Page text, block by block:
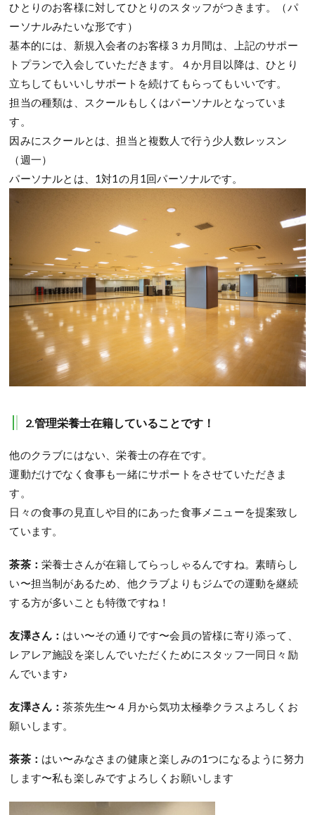
ひとりのお客様に対してひとりのスタッフがつきます。（パ
ーソナルみたいな形です）
基本的には、新規入会者のお客様３カ月間は、上記のサポー
トプランで入会していただきます。４か月目以降は、ひとり
立ちしてもいいしサポートを続けてもらってもいいです。
担当の種類は、スクールもしくはパーソナルとなっていま
す。
因みにスクールとは、担当と複数人で行う少人数レッスン
（週一）
パーソナルとは、1対1の月1回パーソナルです。
2.管理栄養士在籍していることです！
他のクラブにはない、栄養士の存在です。
運動だけでなく食事も一緒にサポートをさせていただきま
す。
日々の食事の見直しや目的にあった食事メニューを提案致し
ています。
茶茶：栄養士さんが在籍してらっしゃるんですね。素晴らし
い〜担当制があるため、他クラブよりもジムでの運動を継続
する方が多いことも特徴ですね！
友澤さん： はい〜その通りです〜会員の皆様に寄り添って、
レアレア施設を楽しんでいただくためにスタッフ一同日々励
んでいます♪
友澤さん：茶茶先生〜４月から気功太極拳クラスよろしくお
願いします。
茶茶： はい〜みなさまの健康と楽しみの1つになるように努力
します〜私も楽しみですよろしくお願いします